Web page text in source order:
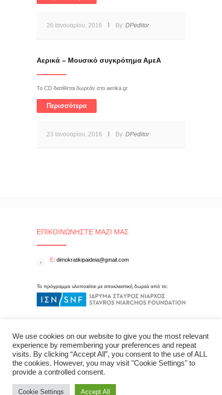
26 Ιανουαρίου, 2016 By: DPeditor
Αερικά – Μουσικό συγκρότημα ΑμεΑ
Το CD διατίθεται δωρεάν στο aerika.gr
Περισσότερα
23 Ιανουαρίου, 2016 By: DPeditor
ΕΠΙΚΟΙΝΩΝΉΣΤΕ ΜΑΖΊ ΜΑΣ
E: dimokratikipaideia@gmail.com
Το πρόγραμμα υλοποιείται με αποκλειστική δωρεά από το:
We use cookies on our website to give you the most relevant
experience by remembering your preferences and repeat
visits. By clicking “Accept All”, you consent to the use of ALL
the cookies. However, you may visit "Cookie Settings" to
provide a controlled consent.
Cookie Settings Accept All